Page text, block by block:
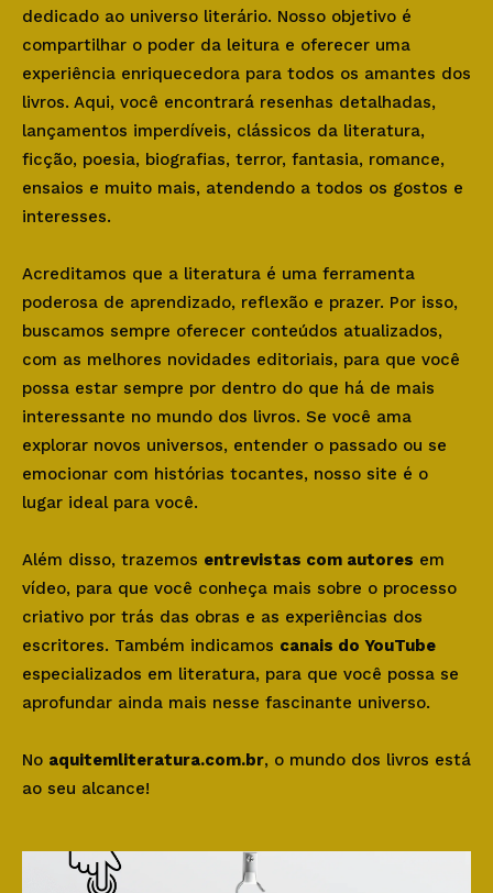
dedicado ao universo literário. Nosso objetivo é
compartilhar o poder da leitura e oferecer uma
experiência enriquecedora para todos os amantes dos
livros. Aqui, você encontrará resenhas detalhadas,
lançamentos imperdíveis, clássicos da literatura,
ficção, poesia, biografias, terror, fantasia, romance,
ensaios e muito mais, atendendo a todos os gostos e
interesses.
Acreditamos que a literatura é uma ferramenta
poderosa de aprendizado, reflexão e prazer. Por isso,
buscamos sempre oferecer conteúdos atualizados,
com as melhores novidades editoriais, para que você
possa estar sempre por dentro do que há de mais
interessante no mundo dos livros. Se você ama
explorar novos universos, entender o passado ou se
emocionar com histórias tocantes, nosso site é o
lugar ideal para você.
Além disso, trazemos entrevistas com autores em
vídeo, para que você conheça mais sobre o processo
criativo por trás das obras e as experiências dos
escritores. Também indicamos canais do YouTube
especializados em literatura, para que você possa se
aprofundar ainda mais nesse fascinante universo.
No aquitemliteratura.com.br, o mundo dos livros está
ao seu alcance!